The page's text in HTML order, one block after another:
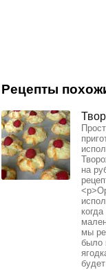
Рецепты
на
мы
было